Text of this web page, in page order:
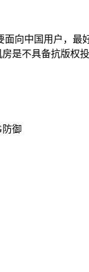
向中国用户，
是不具备抗版权投
防御